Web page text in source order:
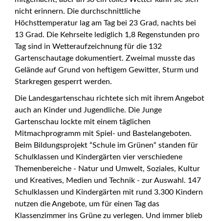
nicht erinnern. Die durchschnittliche
Höchsttemperatur lag am Tag bei 23 Grad, nachts bei
13 Grad. Die Kehrseite lediglich 1,8 Regenstunden pro
Tag sind in Wetteraufzeichnung für die 132
Gartenschautage dokumentiert. Zweimal musste das
Gelände auf Grund von heftigem Gewitter, Sturm und
Starkregen gesperrt werden.
Die Landesgartenschau richtete sich mit ihrem Angebot
auch an Kinder und Jugendliche. Die Junge
Gartenschau lockte mit einem täglichen
Mitmachprogramm mit Spiel- und Bastelangeboten.
Beim Bildungsprojekt “Schule im Grünen“ standen für
Schulklassen und Kindergärten vier verschiedene
Themenbereiche - Natur und Umwelt, Soziales, Kultur
und Kreatives, Medien und Technik - zur Auswahl. 147
Schulklassen und Kindergärten mit rund 3.300 Kindern
nutzen die Angebote, um für einen Tag das
Klassenzimmer ins Grüne zu verlegen. Und immer blieb